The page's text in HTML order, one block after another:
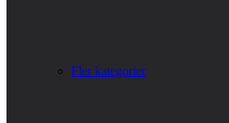
Fler kategorier